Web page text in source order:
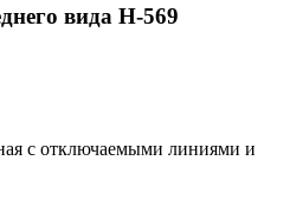
вида H-569
с отключаемыми линиями и